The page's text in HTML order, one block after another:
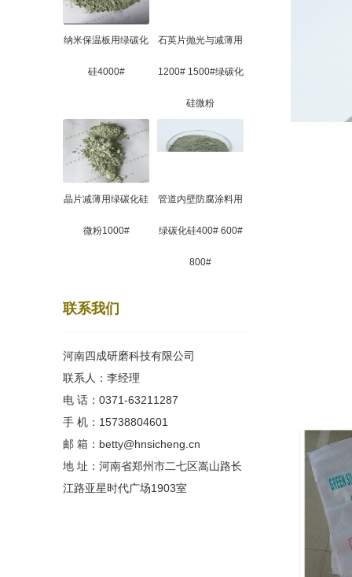
纳米保温板用绿碳化
硅4000#
石英片抛光与减薄用
1200# 1500#绿碳化
硅微粉
晶片减薄用绿碳化硅
微粉1000#
管道内壁防腐涂料用
绿碳化硅400# 600#
800#
联系我们
河南四成研磨科技有限公司
联系人：李经理
电 话：0371-63211287
手 机：15738804601
邮 箱：betty@hnsicheng.cn
地 址：河南省郑州市二七区嵩山路长
江路亚星时代广场1903室